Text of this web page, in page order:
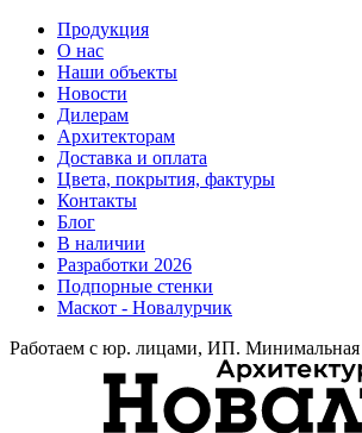
Продукция
О нас
Наши объекты
Новости
Дилерам
Архитекторам
Доставка и оплата
Цвета, покрытия, фактуры
Контакты
Блог
В наличии
Разработки 2026
Подпорные стенки
Маскот - Новалурчик
Работаем с юр. лицами, ИП. Минимальная